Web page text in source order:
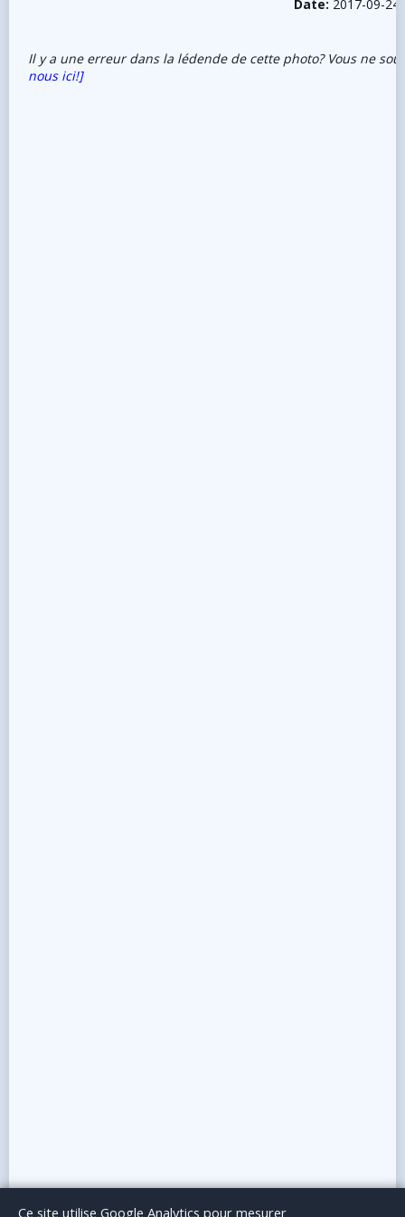
Date: 2017-09-24
Il y a une erreur dans la lédende de cette photo? Vous ne
nous ici!]
Le BlogPublicité Articles invitésMentions Légales
Ce site utilise Google Analytics pour mesurer